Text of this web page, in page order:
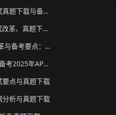
2025年AP微观经济考试真题下载与备考要点
2025 AP物理C电磁考试改革、真题下载与备考要点
2025 AP心理学考试改革与备考要点：真题下载&教材推荐
掌握核心知识点：高效备考2025年AP化学
要点与真题下载
分析与真题下载